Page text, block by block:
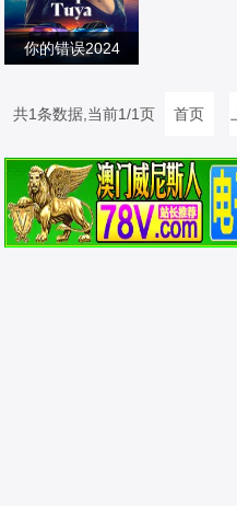
你的错误2024
里埃尔·格瓦拉,艾
瓦罗纳,Víctor,Var
ona,玛塔·哈扎斯,
Marta,Hazas,伊
爱情片
共1条数据,当前1/1页 首页